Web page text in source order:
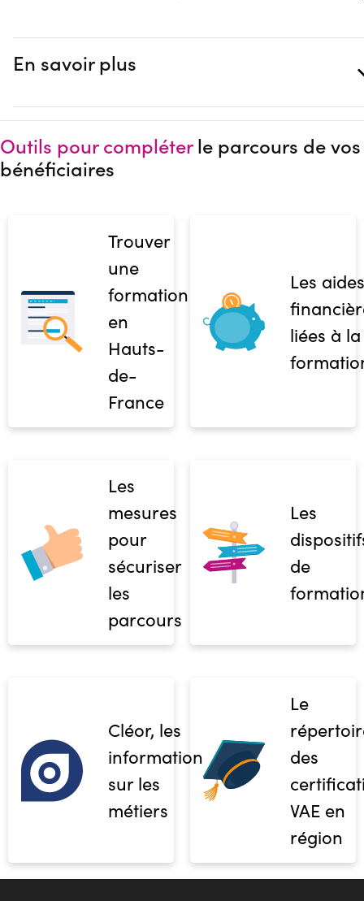
En savoir plus
Outils pour compléterle parcours de vos
bénéficiaires
Trouver
une
formation
en
Hauts-
de-
France
Les aides
liées à la
Les
mesures
pour
sécuriser
les
parcours
Les
de
Cléor, les
informations
sur les
métiers
Le
des
VAE en
région